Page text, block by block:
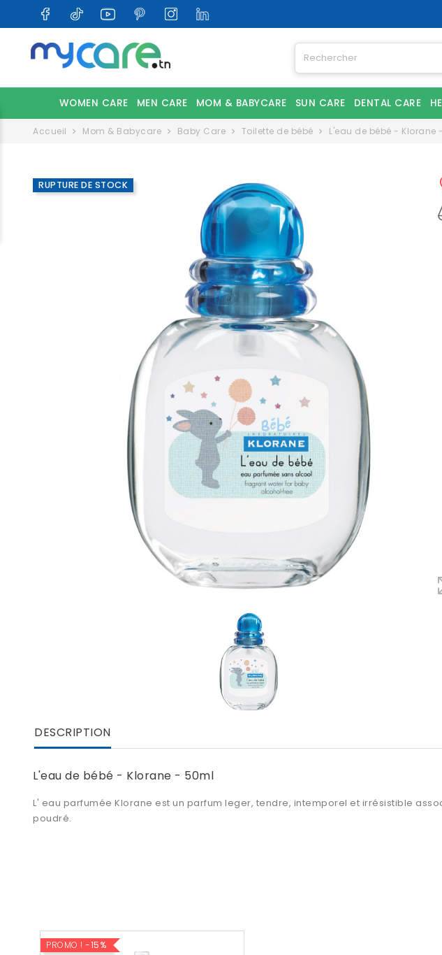
WOMEN CARE MEN CARE MOM & BABYCARE SUN CARE DENTAL CARE
Accueil Mom & Babycare Baby Care Toilette de bébé L'eau de bébé - Klorane
RUPTURE DE STOCK
DESCRIPTION
L'eau de bébé - Klorane - 50ml
L' eau parfumée Klorane est un parfum leger, tendre, intemporel et irrésistible
poudré.
PROMO ! -15%